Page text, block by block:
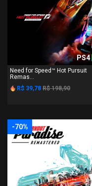
PS4
Need for Speed™ Hot Pursuit
Remas...
R$ 39,78 R$ 198,90
-70%